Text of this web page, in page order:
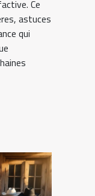
Ce
astuces
qui